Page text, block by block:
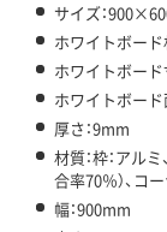
サイズ：
ホワイトボード
ホワイトボー
ホワイトボード
厚さ：9mm
材質：枠：アル
合率70％）、コ
幅：900mm